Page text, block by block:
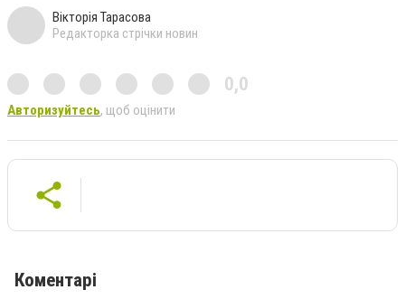
Вікторія Тарасова
Редакторка стрічки новин
0,0
Авторизуйтесь, щоб оцінити
Коментарі